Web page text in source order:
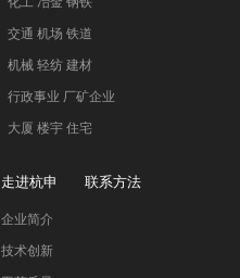
交通 机场 铁道
机械 轻纺 建材
行政事业 厂矿企业
大厦 楼宇 住宅
走进杭申
企业简介
技术创新
联系方法